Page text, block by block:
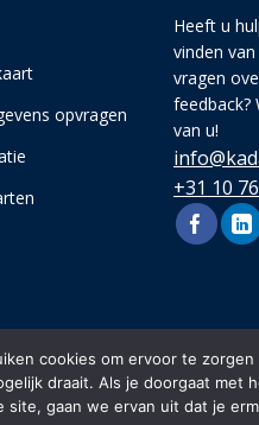
opvragen
Heeft u
vinden
vragen
feedback?
van u!
+31 10
2026 © kadasterinfo.com,
cookies om ervoor te
draait. Als je doorgaat met
site, gaan we ervan uit dat je